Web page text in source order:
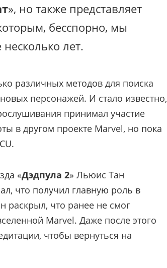
», но также представляет
бесспорно, мы
лет.
различных методов для поиска
персонажей. И стало известно,
принимал участие
в другом проекте Marvel, но пока
«Дэдпула 2» Льюис Тан
что получил главную роль в
раскрыл, что ранее не смог
Marvel. Даже после этого
чтобы вернуться на